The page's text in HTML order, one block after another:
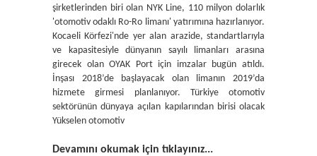
şirketlerinden biri olan NYK Line, 110 milyon dolarlık
'otomotiv odaklı Ro-Ro limanı' yatırımına hazırlanıyor.
Kocaeli Körfezi'nde yer alan arazide, standartlarıyla
ve kapasitesiyle dünyanın sayılı limanları arasına
girecek olan OYAK Port için imzalar bugün atıldı.
İnşası 2018’de başlayacak olan limanın 2019’da
hizmete girmesi planlanıyor. Türkiye otomotiv
sektörünün dünyaya açılan kapılarından birisi olacak
Yükselen otomotiv
Devamını okumak için tıklayınız...